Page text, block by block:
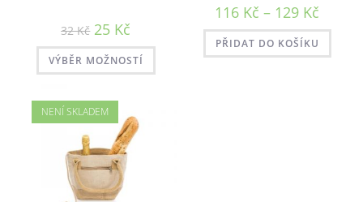
32Kč 25 Kč
VÝBĚR MOŽNOSTÍ
Tento
má
116 Kč – 129 Kč
116 Kč
129 Kč
PŘIDAT DO KOŠÍKU
NENÍ SKLADEM